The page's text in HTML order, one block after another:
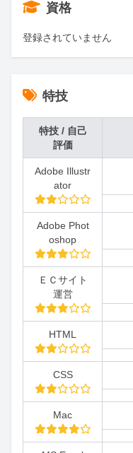
資格
登録されていません
特技
特技 / 自己
評価
Adobe Illustr
ator
Adobe Phot
oshop
ＥＣサイト
運営
HTML
CSS
Mac